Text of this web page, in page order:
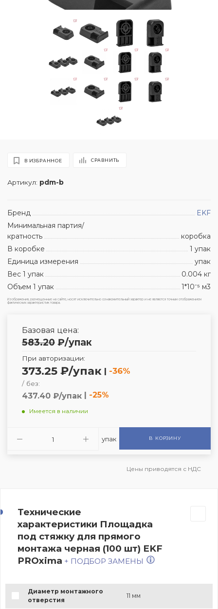
Артикул: pdm-b
В ИЗБРАННОЕ СРАВНИТЬ
Бренд
EKF
Минимальная партия/
кратность
коробка
В коробке
1 упак
Единица измерения
упак
Вес 1 упак
0.004 кг
Объем 1 упак
1*10⁻⁵ м3
Изображения, размещенные на сайте, носят исключительно ознакомительный характер и не являются точным отображением
фактических характеристик товара.
Базовая цена:
583.20 ₽/упак
При авторизации:
373.25 ₽/упак | -36%
/ без:
437.40 ₽/упак | -25%
Имеется в наличии
упак В КОРЗИНУ
Цены приводятся с НДС
Технические
характеристики Площадка
под стяжку для прямого
монтажа черная (100 шт) EKF
PROxima + ПОДБОР ЗАМЕНЫ
Диаметр монтажного
отверстия
11 мм